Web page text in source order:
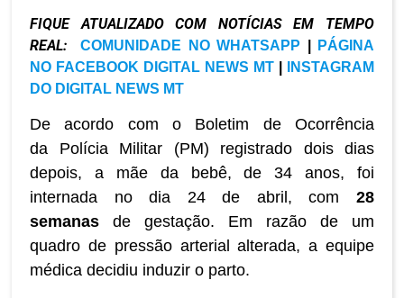
FIQUE ATUALIZADO COM NOTÍCIAS EM TEMPO
REAL: COMUNIDADE NO WHATSAPP
PÁGINA
NO FACEBOOK DIGITAL NEWS MT
INSTAGRAM
DO DIGITAL NEWS MT
De acordo com o Boletim de Ocorrência
da Polícia Militar (PM) registrado dois dias
depois, a mãe da bebê, de 34 anos, foi
internada no dia 24 de abril, com 28
semanas de gestação. Em razão de um
quadro de pressão arterial alterada, a equipe
médica decidiu induzir o parto.